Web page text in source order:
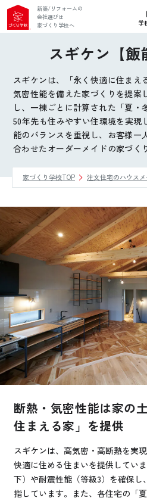
新築/リフォームの
会社選びは
家づくり学校へ
学
ぴった
後悔しない
セミ
ご利用
ホーム
家づくり学校とは
お悩み・相談事例
よくある質問
ご利用者の声・実例
お役立ち情報
公式SNSをチ
プライバシーポリシー
スギケン【飯
スギケンは、「永く快適に住まえ
気密性能を備えた家づくりを提案
し、一棟ごとに計算された「夏・
50年先も住みやすい住環境を実現
能のバランスを重視し、お客様一
合わせたオーダーメイドの家づく
家づくり学校TOP 注文住宅のハウス
断熱・気密性能は家の
住まえる家」を提供
スギケンは、高気密・高断熱を実
快適に住める住まいを提供してい
下）や耐震性能（等級3）を確保し
指しています。また、各住宅の「